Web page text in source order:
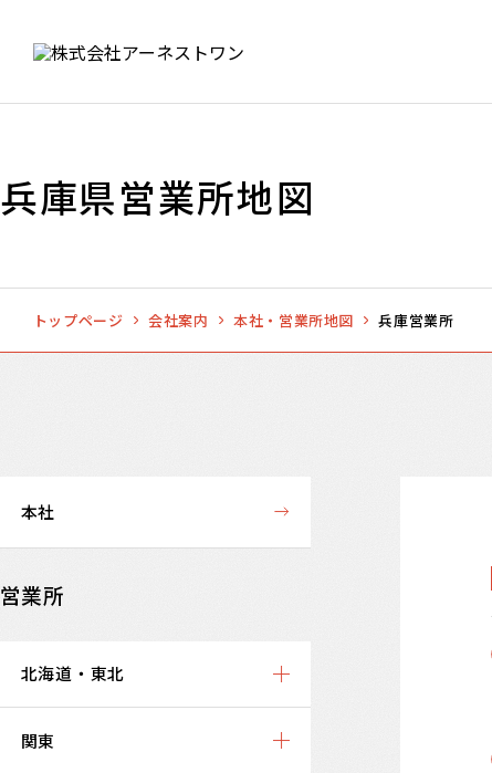
兵庫県営業所地図
トップページ 会社案内 本社・営業所地図 兵庫営業所
本社
営業所
北海道・東北
関東